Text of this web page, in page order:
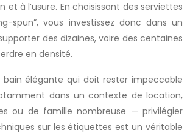
et à l’usure. En choisissant des serviettes
spun”, vous investissez donc dans un
des dizaines, voire des centaines
en densité.
bain élégante qui doit rester impeccable
dans un contexte de location,
ou de famille nombreuse — privilégier
sur les étiquettes est un véritable